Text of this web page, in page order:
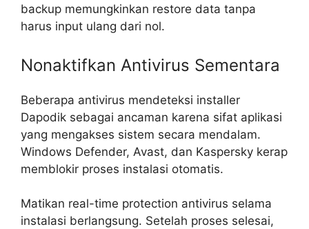
backup memungkinkan restore data tanpa
harus input ulang dari nol.
Nonaktifkan Antivirus Sementara
Beberapa antivirus mendeteksi installer
Dapodik sebagai ancaman karena sifat aplikasi
yang mengakses sistem secara mendalam.
Windows Defender, Avast, dan Kaspersky kerap
memblokir proses instalasi otomatis.
Matikan real-time protection antivirus selama
instalasi berlangsung. Setelah proses selesai,